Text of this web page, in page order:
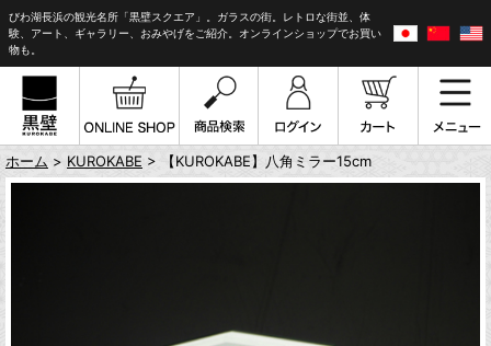
びわ湖長浜の観光名所「黒壁スクエア」。ガラスの街。レトロな街並、体
験、アート、ギャラリー、おみやげをご紹介。オンラインショップでお買い
物も。
ホーム > KUROKABE > 【KUROKABE】八角ミラー15cm